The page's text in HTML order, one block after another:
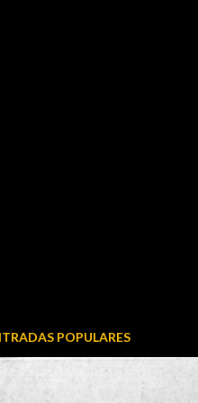
POPULARES